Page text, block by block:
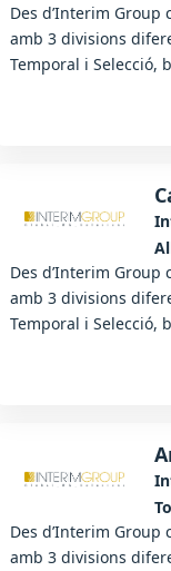
Des d’Interim
amb 3 divisions
Temporal i Selecció,
Des d’Interim
amb 3 divisions
Temporal i Selecció,
Des d’Interim
amb 3 divisions